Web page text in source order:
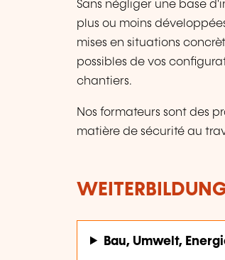
Sans négliger une base
plus ou moins
mises en situations
possibles de vos
chantiers.
Nos formateurs sont des
matière de sécurité au
Bau, Umwelt,